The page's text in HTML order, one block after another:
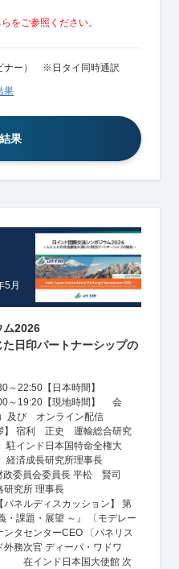
をご参照ください。
ナー） ※日タイ同時通訳
果
果
5月
ム2026
日印パートナーシップの
～22:50【日本時間】
19:20【現地時間】 会
及び オンライン配信
】 宿利 正史 運輸総合研究
インド日本国特命全権大
済成長研究所理事長
会委員長 平松 賢司
際戦略研究所 理事長
ネルディスカッション】 第
・課題・展望 ～』 〔モデレー
タセンターCEO 〔パネリス
務次官 ディーパ・ワドワ
インド日本国大使館 次